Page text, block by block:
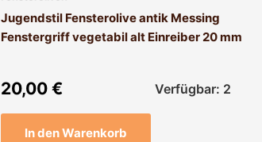
Jugendstil Fensterolive antik Messing
Fenstergriff vegetabil alt Einreiber 20 mm
20,00 € Verfügbar: 2
In den Warenkorb